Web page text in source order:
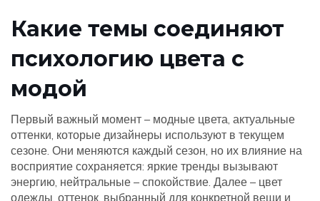
Какие темы соединяют
психологию цвета с
модой
Первый важный момент – модные цвета, актуальные
оттенки, которые дизайнеры используют в текущем
сезоне. Они меняются каждый сезон, но их влияние на
восприятие сохраняется: яркие тренды вызывают
энергию, нейтральные – спокойствие. Далее – цвет
одежды, оттенок, выбранный для конкретной вещи и